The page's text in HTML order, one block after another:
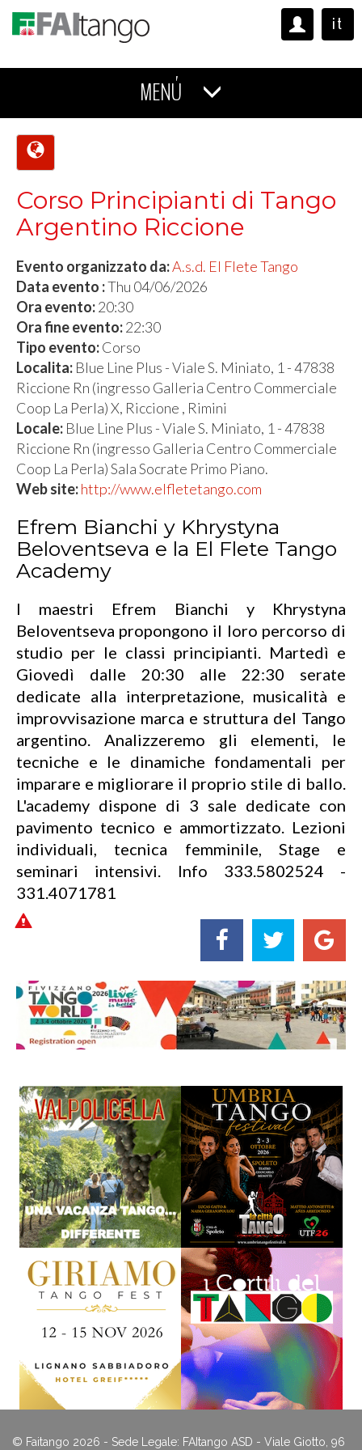
it
MENÚ
Corso Principianti di Tango
Argentino Riccione
Evento organizzato da:A.s.d. El Flete Tango
Data evento :Thu 04/06/2026
Ora evento:20:30
Ora fine evento:22:30
Tipo evento:Corso
Localita: Blue Line Plus - Viale S. Miniato, 1 - 47838
Riccione Rn (ingresso Galleria Centro Commerciale
Coop La Perla) X, Riccione , Rimini
Locale: Blue Line Plus - Viale S. Miniato, 1 - 47838
Riccione Rn (ingresso Galleria Centro Commerciale
Coop La Perla) Sala Socrate Primo Piano.
Web site:http://www.elfletetango.com
Efrem Bianchi y Khrystyna
Beloventseva e la El Flete Tango
Academy
I maestri Efrem Bianchi y Khrystyna
Beloventseva propongono il loro percorso di
studio per le classi principianti. Martedì e
Giovedì dalle 20:30 alle 22:30 serate
dedicate alla interpretazione, musicalità e
improvvisazione marca e struttura del Tango
argentino. Analizzeremo gli elementi, le
tecniche e le dinamiche fondamentali per
imparare e migliorare il proprio stile di ballo.
L'academy dispone di 3 sale dedicate con
pavimento tecnico e ammortizzato. Lezioni
individuali, tecnica femminile, Stage e
seminari intensivi. Info 333.5802524 -
331.4071781
© Faitango 2026 - Sede Legale: FAItango ASD - Viale Giotto, 96